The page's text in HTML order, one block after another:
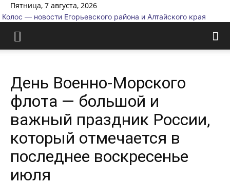
Пятница, 7 августа, 2026
Колос — новости Егорьевского района и Алтайского края
День Военно-Морского
флота — большой и
важный праздник России,
который отмечается в
последнее воскресенье
июля